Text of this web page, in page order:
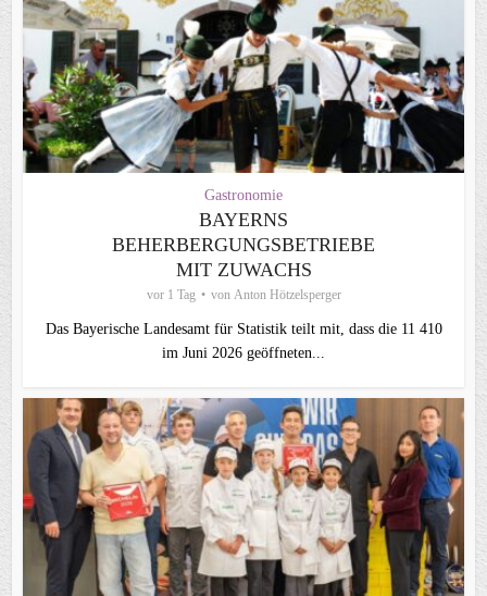
Gastronomie
BAYERNS
BEHERBERGUNGSBETRIEBE
MIT ZUWACHS
vor 1 Tag von Anton Hötzelsperger
Das Bayerische Landesamt für Statistik teilt mit, dass die 11 410
im Juni 2026 geöffneten...